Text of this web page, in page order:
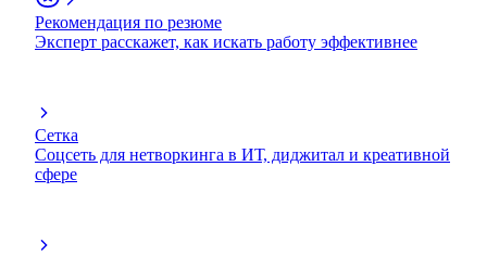
Рекомендация по резюме
Эксперт расскажет, как искать работу эффективнее
Сетка
Соцсеть для нетворкинга в ИТ, диджитал и креативной
сфере